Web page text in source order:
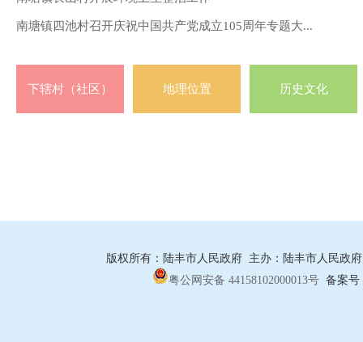
南塘镇四池村召开庆祝中国共产党成立105周年专题大...
下辖村（社区） 地理位置 历史文化
版权所有：陆丰市人民政府 主办：陆丰市人民政
粤公网安备 44158102000013号 备案